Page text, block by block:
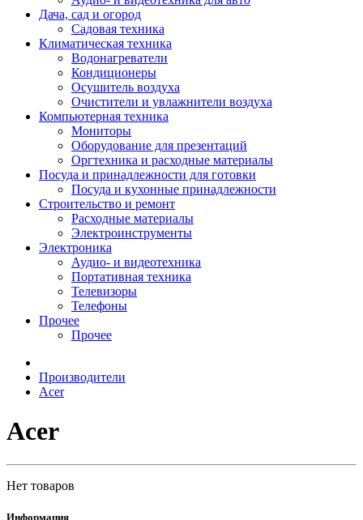
Дача, сад и огород
Садовая техника
Климатическая техника
Водонагреватели
Кондиционеры
Осушитель воздуха
Очистители и увлажнители воздуха
Компьютерная техника
Мониторы
Оборудование для презентаций
Оргтехника и расходные материалы
Посуда и принадлежности для готовки
Посуда и кухонные принадлежности
Строительство и ремонт
Расходные материалы
Электроинструменты
Электроника
Аудио- и видеотехника
Портативная техника
Телевизоры
Телефоны
Прочее
Прочее
Производители
Acer
Acer
Нет товаров
Информация